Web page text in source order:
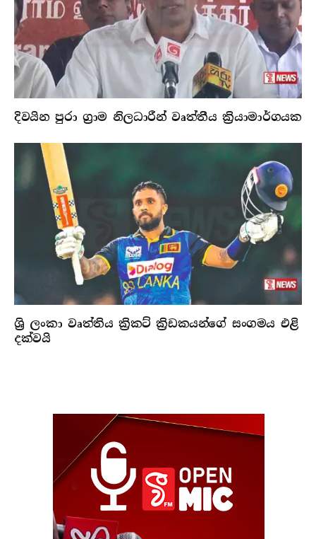
දිවයින පුරා ග්‍රාම නිලධාරීන් වෘත්තීය ක්‍රියාමාර්ගයක
ශ්‍රි ලංකා වෘත්තිය ක්‍රිකට් ක්‍රිඩකයන්ගේ සංගමය එළි
දක්වයි